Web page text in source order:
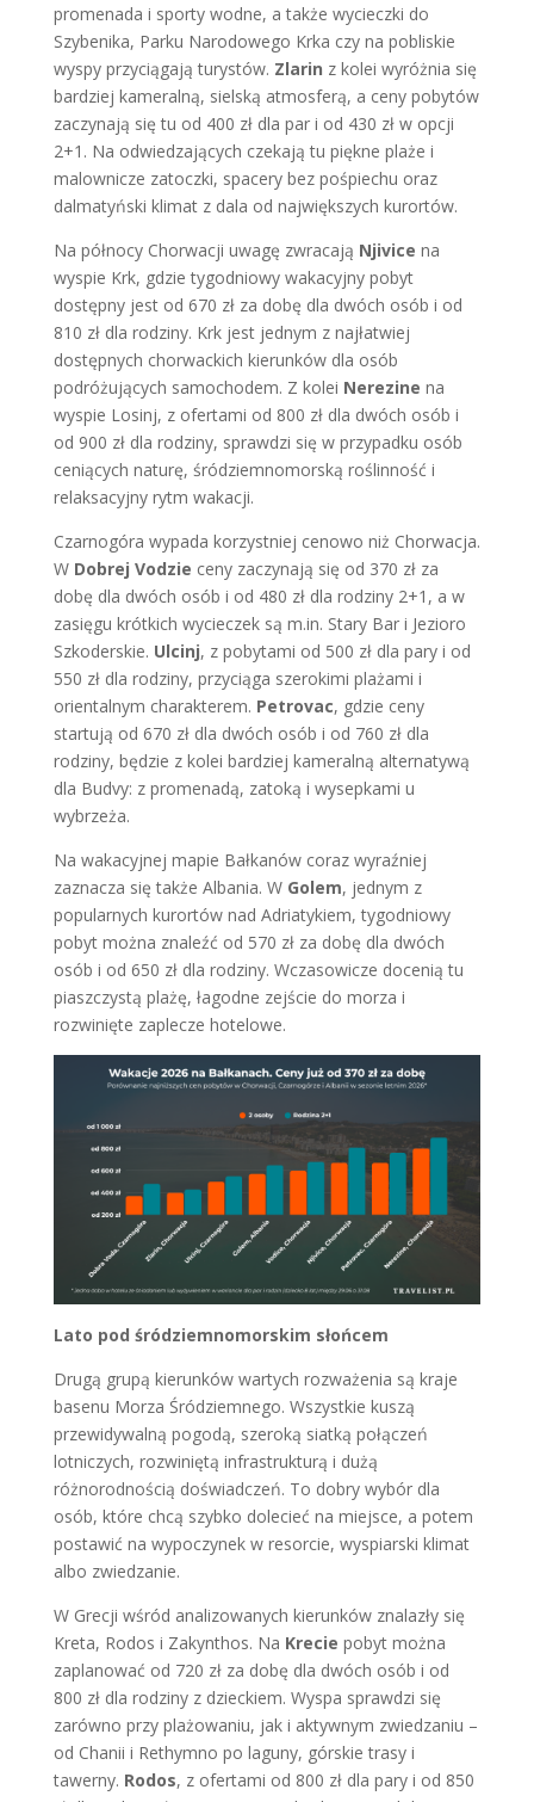
promenada i sporty wodne, a także wycieczki do
Szybenika, Parku Narodowego Krka czy na pobliskie
wyspy przyciągają turystów. Zlarin z kolei wyróżnia się
bardziej kameralną, sielską atmosferą, a ceny pobytów
zaczynają się tu od 400 zł dla par i od 430 zł w opcji
2+1. Na odwiedzających czekają tu piękne plaże i
malownicze zatoczki, spacery bez pośpiechu oraz
dalmatyński klimat z dala od największych kurortów.
Na północy Chorwacji uwagę zwracają Njivice na
wyspie Krk, gdzie tygodniowy wakacyjny pobyt
dostępny jest od 670 zł za dobę dla dwóch osób i od
810 zł dla rodziny. Krk jest jednym z najłatwiej
dostępnych chorwackich kierunków dla osób
podróżujących samochodem. Z kolei Nerezine na
wyspie Losinj, z ofertami od 800 zł dla dwóch osób i
od 900 zł dla rodziny, sprawdzi się w przypadku osób
ceniących naturę, śródziemnomorską roślinność i
relaksacyjny rytm wakacji.
Czarnogóra wypada korzystniej cenowo niż Chorwacja.
W Dobrej Vodzie ceny zaczynają się od 370 zł za
dobę dla dwóch osób i od 480 zł dla rodziny 2+1, a w
zasięgu krótkich wycieczek są m.in. Stary Bar i Jezioro
Szkoderskie. Ulcinj, z pobytami od 500 zł dla pary i od
550 zł dla rodziny, przyciąga szerokimi plażami i
orientalnym charakterem. Petrovac, gdzie ceny
startują od 670 zł dla dwóch osób i od 760 zł dla
rodziny, będzie z kolei bardziej kameralną alternatywą
dla Budvy: z promenadą, zatoką i wysepkami u
wybrzeża.
Na wakacyjnej mapie Bałkanów coraz wyraźniej
zaznacza się także Albania. W Golem, jednym z
popularnych kurortów nad Adriatykiem, tygodniowy
pobyt można znaleźć od 570 zł za dobę dla dwóch
osób i od 650 zł dla rodziny. Wczasowicze docenią tu
piaszczystą plażę, łagodne zejście do morza i
rozwinięte zaplecze hotelowe.
Lato pod śródziemnomorskim słońcem
Drugą grupą kierunków wartych rozważenia są kraje
basenu Morza Śródziemnego. Wszystkie kuszą
przewidywalną pogodą, szeroką siatką połączeń
lotniczych, rozwiniętą infrastrukturą i dużą
różnorodnością doświadczeń. To dobry wybór dla
osób, które chcą szybko dolecieć na miejsce, a potem
postawić na wypoczynek w resorcie, wyspiarski klimat
albo zwiedzanie.
W Grecji wśród analizowanych kierunków znalazły się
Kreta, Rodos i Zakynthos. Na Krecie pobyt można
zaplanować od 720 zł za dobę dla dwóch osób i od
800 zł dla rodziny z dzieckiem. Wyspa sprawdzi się
zarówno przy plażowaniu, jak i aktywnym zwiedzaniu –
od Chanii i Rethymno po laguny, górskie trasy i
tawerny. Rodos, z ofertami od 800 zł dla pary i od 850